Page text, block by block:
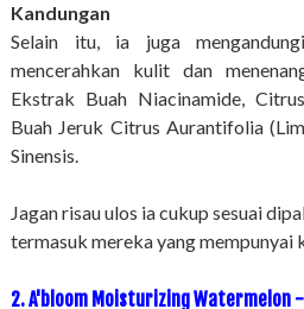
Kandungan
Selain itu, ia juga
mencerahkan kulit dan
Ekstrak Buah Niacinamide,
Buah Jeruk Citrus Aurantifolia
Sinensis.
Jagan risau ulos ia cukup sesuai
termasuk mereka yang mempunyai
2. A'bloom Moisturizing Watermelon